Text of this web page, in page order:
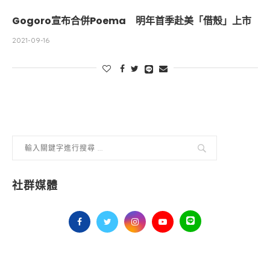
Gogoro宣布合併Poema 明年首季赴美「借殼」上市
2021-09-16
社群媒體